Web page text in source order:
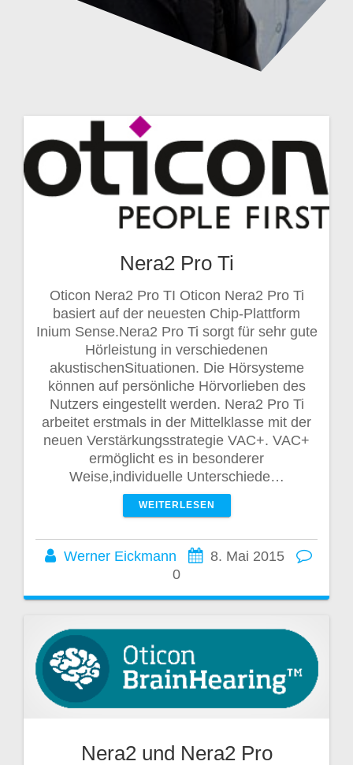
Nera2 Pro Ti
Oticon Nera2 Pro TI Oticon Nera2 Pro Ti
basiert auf der neuesten Chip-Plattform
Inium Sense.Nera2 Pro Ti sorgt für sehr gute
Hörleistung in verschiedenen
akustischenSituationen. Die Hörsysteme
können auf persönliche Hörvorlieben des
Nutzers eingestellt werden. Nera2 Pro Ti
arbeitet erstmals in der Mittelklasse mit der
neuen Verstärkungsstrategie VAC+. VAC+
ermöglicht es in besonderer
Weise,individuelle Unterschiede…
WEITERLESEN
Werner Eickmann
8. Mai 2015
0
Nera2 und Nera2 Pro